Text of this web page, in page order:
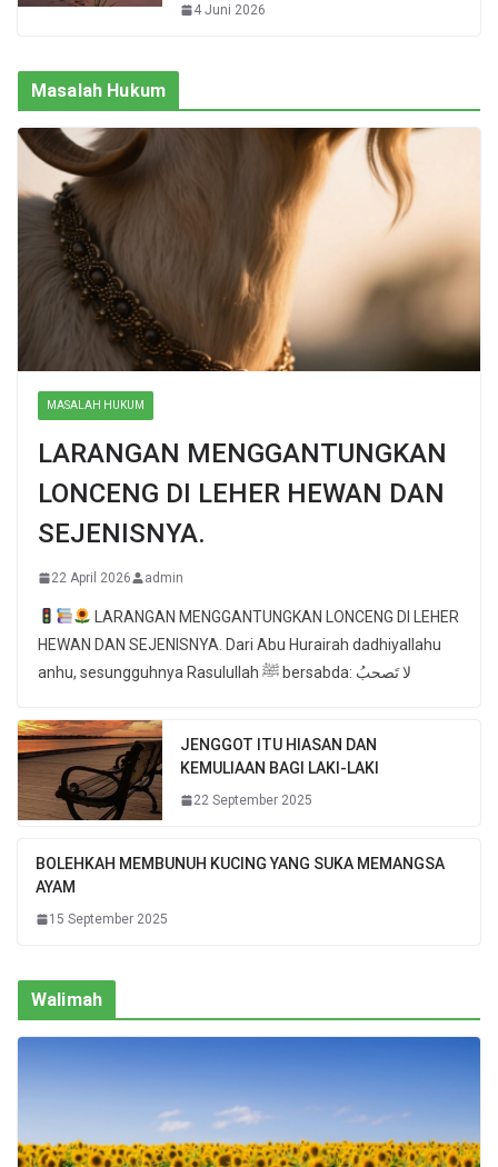
4 Juni 2026
Masalah Hukum
MASALAH HUKUM
LARANGAN MENGGANTUNGKAN
LONCENG DI LEHER HEWAN DAN
SEJENISNYA.
22 April 2026 admin
LARANGAN MENGGANTUNGKAN LONCENG DI LEHER
HEWAN DAN SEJENISNYA. Dari Abu Hurairah dadhiyallahu
anhu, sesungguhnya Rasulullah ﷺ bersabda: لا تَصحبُ
JENGGOT ITU HIASAN DAN
KEMULIAAN BAGI LAKI-LAKI
22 September 2025
BOLEHKAH MEMBUNUH KUCING YANG SUKA MEMANGSA
AYAM
15 September 2025
Walimah